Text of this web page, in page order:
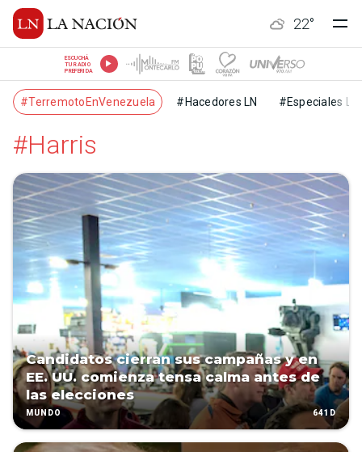
22°
ESCUCHÁ
TU RADIO
PREFERIDA
#TerremotoEnVenezuela #Hacedores LN #Especiales LN
#Harris
Candidatos cierran sus campañas y en
EE. UU. comienza tensa calma antes de
las elecciones
MUNDO 641D